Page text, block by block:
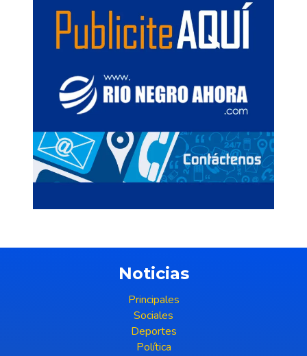
Noticias
Principales
Sociales
Deportes
Política